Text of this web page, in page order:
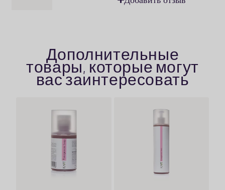
Дополнительные
товары, которые могут
вас заинтересовать